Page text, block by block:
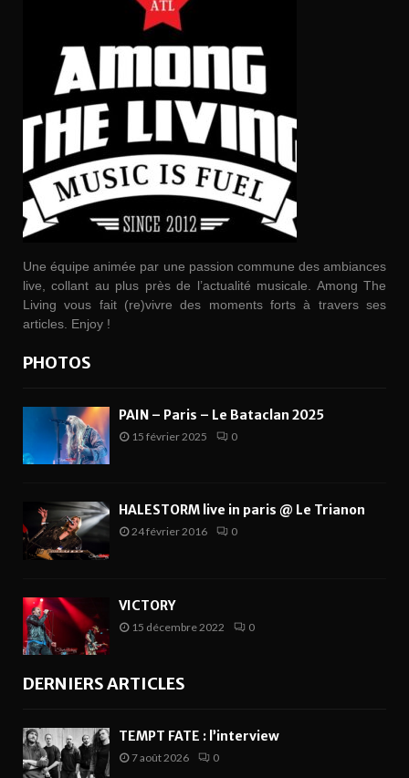
Une équipe animée par une passion commune des ambiances
live, collant au plus près de l’actualité musicale. Among The
Living vous fait (re)vivre des moments forts à travers ses
articles. Enjoy !
PHOTOS
PAIN – Paris – Le Bataclan 2025
15 février 2025 0
HALESTORM live in paris @ Le Trianon
24 février 2016 0
VICTORY
15 décembre 2022 0
DERNIERS ARTICLES
TEMPT FATE : l’interview
7 août 2026 0